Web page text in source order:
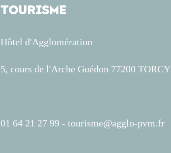
TOURISME
Hôtel d'Agglomération
5, cours de l'Arche Guédon 77200 TORCY
01 64 21 27 99 - tourisme@agglo-pvm.fr